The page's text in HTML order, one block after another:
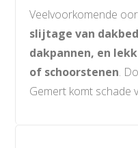
Veelvoorkomende
slijtage van
dakpannen, en
of schoorstenen.
Gemert komt schade